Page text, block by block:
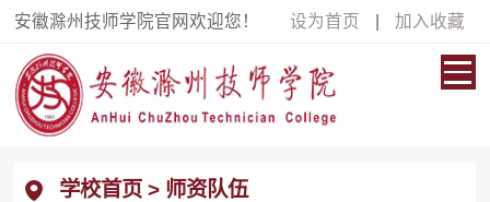
安徽滁州技师学院官网欢迎您！ 设为首页 加入收藏
学校首页 > 师资队伍